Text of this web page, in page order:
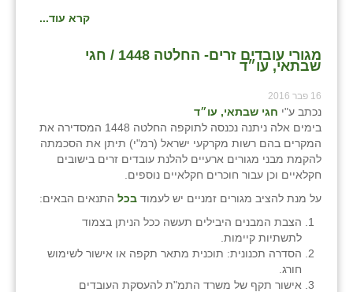
קרא עוד...
מגורי עובדים זרים- החלטה 1448 / חגי
שבתאי, עו״ד
16 פבר 2016
נכתב ע"י חגי שבתאי, עו״ד
בימים אלה ניתנה נכנסה לתוקפה החלטה 1448 המסדירה את
המקרים בהם רשות מקרקעי ישראל (רמ"י) תיתן את הסכמתה
להקמת מבני מגורים ארעיים להלנת עובדים זרים בישובים
חקלאיים וכן עבור חוכרים חקלאיים נוספים.
על מנת להציב מגורים זמניים יש לעמוד בכל התנאים הבאים:
הצבת המבנים היבילים תעשה ככל הניתן בצמוד
לתשתיות קיימות.
הסדרה תכנונית: תוכנית מתאר תקפה או אישור לשימוש
חורג.
אישור תקף של משרד התמ"ת להעסקת העובדים